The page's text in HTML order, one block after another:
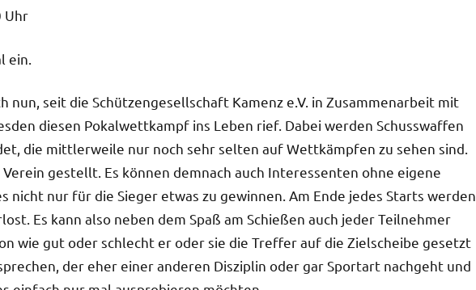
Uhr
ein.
nun, seit die Schützengesellschaft Kamenz e.V. in Zusammenarbeit mit
diesen Pokalwettkampf ins Leben rief. Dabei werden Schusswaffen
die mittlerweile nur noch sehr selten auf Wettkämpfen zu sehen sind.
gestellt. Es können demnach auch Interessenten ohne eigene
nicht nur für die Sieger etwas zu gewinnen. Am Ende jedes Starts werden
Es kann also neben dem Spaß am Schießen auch jeder Teilnehmer
wie gut oder schlecht er oder sie die Treffer auf die Zielscheibe gesetzt
der eher einer anderen Disziplin oder gar Sportart nachgeht und